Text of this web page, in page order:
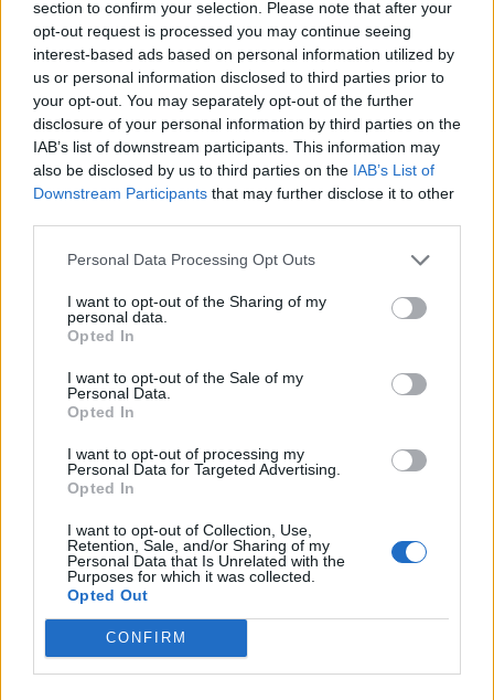
section to confirm your selection. Please note that after your
opt-out request is processed you may continue seeing
interest-based ads based on personal information utilized by
us or personal information disclosed to third parties prior to
your opt-out. You may separately opt-out of the further
disclosure of your personal information by third parties on the
IAB’s list of downstream participants. This information may
also be disclosed by us to third parties on the IAB’s List of
Downstream Participants that may further disclose it to other
Personal Data Processing Opt Outs
I want to opt-out of the Sharing of my
personal data.
Opted In
I want to opt-out of the Sale of my
Personal Data.
Opted In
I want to opt-out of processing my
Personal Data for Targeted Advertising.
Opted In
I want to opt-out of Collection, Use,
Retention, Sale, and/or Sharing of my
Personal Data that Is Unrelated with the
Purposes for which it was collected.
Opted Out
CONFIRM
Εθνική Παίδων: Κόντρα στο Ισραήλ για την πρώτη νίκη στο
Ευρωμπάσκετ U16 (live stream)
Εθνική Κορασίδων: Απέναντι
στη Δανία για το 2/2 στο
Ευρωμπάσκετ (live stream)
Fourlis: Συμφωνία για την
πώληση συμμετοχής στο Sofia
South Ring Mall έναντι 49,35
εκατ. ευρώ
νέα στοιχήματα σε low & non alcohol
Deloitte Ελλάδος:
σύμβουλος της ΔΕΗ για την
είσοδο στην πολωνική αγορά
ΣΚΑΪ: Ολοκληρώθηκε η θητεία
στη θέση του CEO
Media: Με ενίσχυση 8 εκατ. ευρώ σε 451 επιχειρήσεις ξεκίνησε το
πρόγραμμα στήριξης- Κάλυψη εισφορών ΕΔΟΕΑΠ